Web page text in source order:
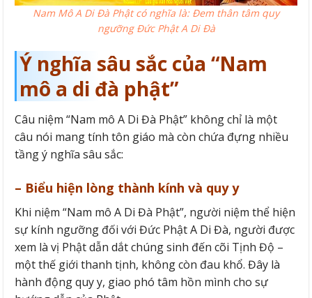
Nam Mô A Di Đà Phật có nghĩa là: Đem thân tâm quy
ngưỡng Đức Phật A Di Đà
Ý nghĩa sâu sắc của “Nam
mô a di đà phật”
Câu niệm “Nam mô A Di Đà Phật” không chỉ là một
câu nói mang tính tôn giáo mà còn chứa đựng nhiều
tầng ý nghĩa sâu sắc:
– Biểu hiện lòng thành kính và quy y
Khi niệm “Nam mô A Di Đà Phật”, người niệm thể hiện
sự kính ngưỡng đối với Đức Phật A Di Đà, người được
xem là vị Phật dẫn dắt chúng sinh đến cõi Tịnh Độ –
một thế giới thanh tịnh, không còn đau khổ. Đây là
hành động quy y, giao phó tâm hồn mình cho sự